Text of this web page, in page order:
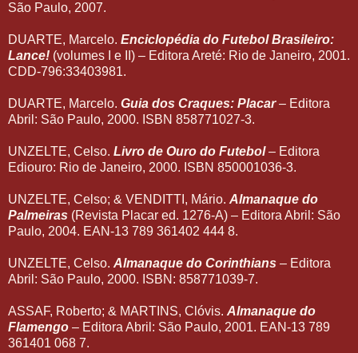
São Paulo, 2007.
DUARTE, Marcelo. Enciclopédia do Futebol Brasileiro:
Lance! (volumes I e II) – Editora Areté: Rio de Janeiro, 2001.
CDD-796:33403981.
DUARTE, Marcelo. Guia dos Craques: Placar– Editora
Abril: São Paulo, 2000. ISBN 858771027-3.
UNZELTE, Celso. Livro de Ouro do Futebol – Editora
Ediouro: Rio de Janeiro, 2000. ISBN 850001036-3.
UNZELTE, Celso; & VENDITTI, Mário. Almanaque do
Palmeiras (Revista Placar ed. 1276-A) – Editora Abril: São
Paulo, 2004. EAN-13 789 361402 444 8.
UNZELTE, Celso. Almanaque do Corinthians – Editora
Abril: São Paulo, 2000. ISBN: 858771039-7.
ASSAF, Roberto; & MARTINS, Clóvis. Almanaque do
Flamengo – Editora Abril: São Paulo, 2001. EAN-13 789
361401 068 7.